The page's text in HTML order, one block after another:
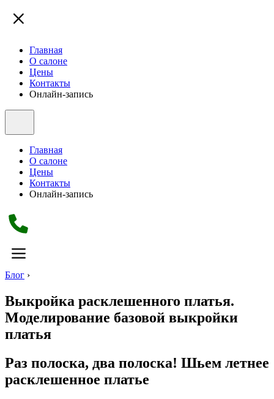
Главная
О салоне
Цены
Контакты
Онлайн-запись
Главная
О салоне
Цены
Контакты
Онлайн-запись
Блог ›
Выкройка расклешенного платья.
Моделирование базовой выкройки
платья
Раз полоска, два полоска! Шьем летнее
расклешенное платье